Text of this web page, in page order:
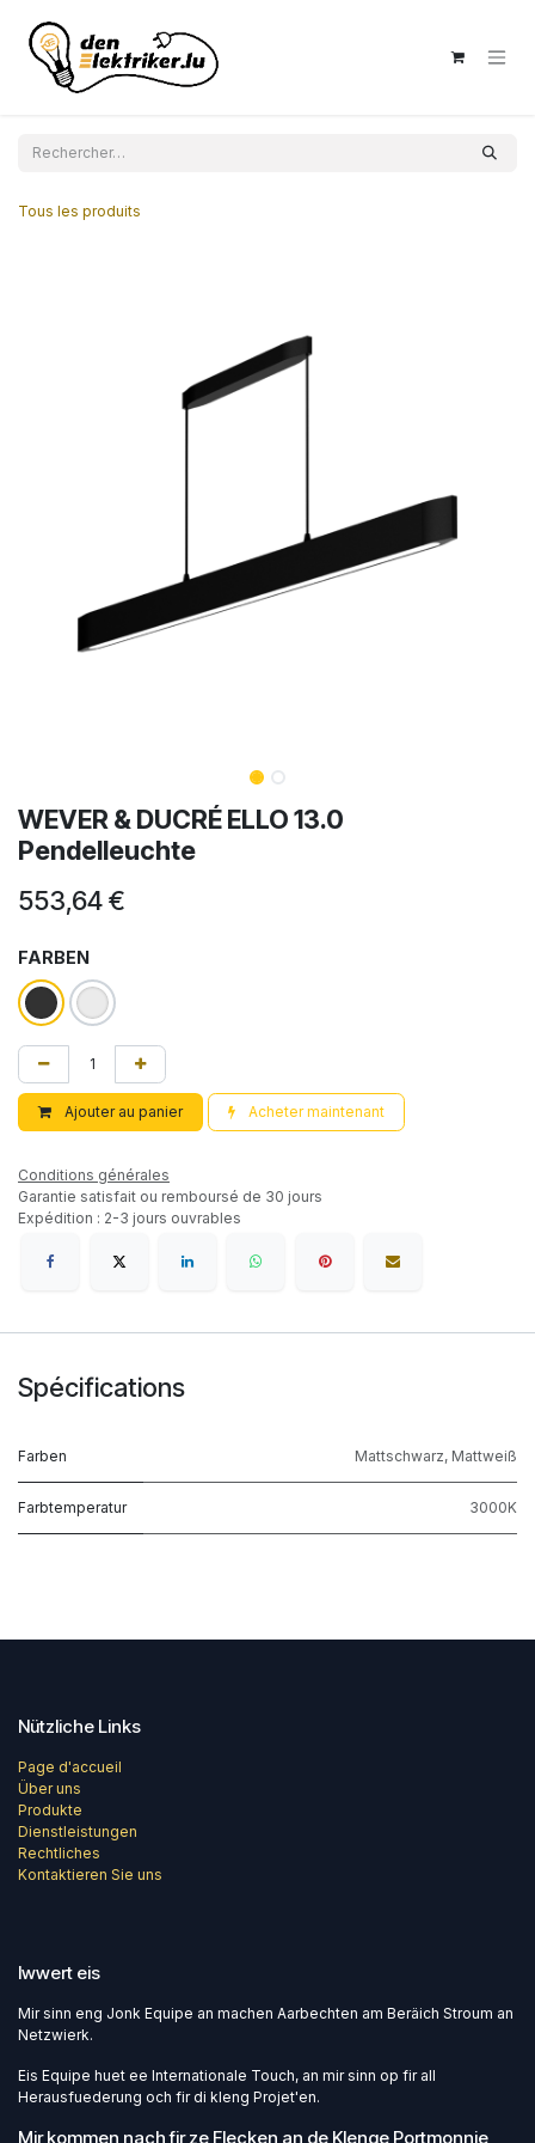
Tous les produits
WEVER & DUCRÉ ELLO 13.0
Pendelleuchte
553,64€
FARBEN
Ajouter au panier Acheter maintenant
Conditions générales
Garantie satisfait ou remboursé de 30 jours
Expédition : 2-3 jours ouvrables
Spécifications
Farben Mattschwarz, Mattweiß
Farbtemperatur 3000K
Nützliche Links
Page d'accueil
Über uns
Produkte
Dienstleistungen
Rechtliches
Kontaktieren Sie uns
Iwwert eis
Mir sinn eng Jonk Equipe an machen Aarbechten am Beräich Stroum an
Netzwierk.
Eis Equipe huet ee Internationale Touch, an mir sinn op fir all
Herausfuederung och fir di kleng Projet'en.
Mir kommen nach fir ze Flecken an de Klenge Portmonnie